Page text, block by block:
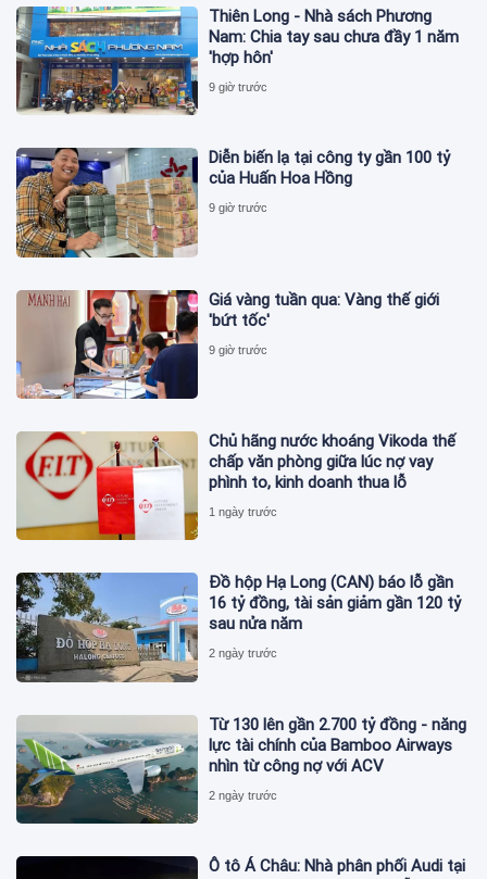
Thiên Long - Nhà sách Phương
Nam: Chia tay sau chưa đầy 1 năm
'hợp hôn'
9 giờ trước
Diễn biến lạ tại công ty gần 100 tỷ
của Huấn Hoa Hồng
9 giờ trước
Giá vàng tuần qua: Vàng thế giới
'bứt tốc'
9 giờ trước
Chủ hãng nước khoáng Vikoda thế
chấp văn phòng giữa lúc nợ vay
phình to, kinh doanh thua lỗ
1 ngày trước
Đồ hộp Hạ Long (CAN) báo lỗ gần
16 tỷ đồng, tài sản giảm gần 120 tỷ
sau nửa năm
2 ngày trước
Từ 130 lên gần 2.700 tỷ đồng - năng
lực tài chính của Bamboo Airways
nhìn từ công nợ với ACV
2 ngày trước
Ô tô Á Châu: Nhà phân phối Audi tại